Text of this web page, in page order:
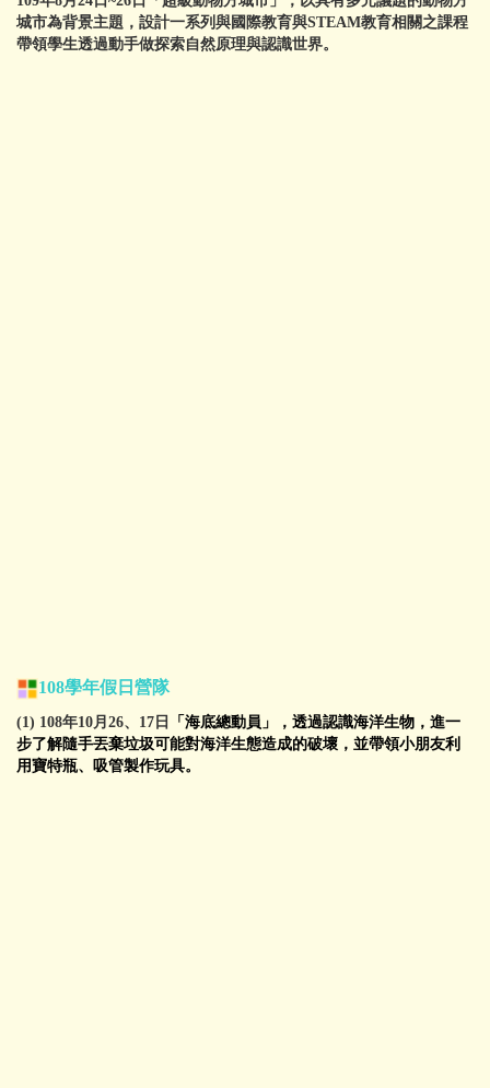
城市為背景主題，設計一系列與國際教育與STEAM教育相關之課程
帶領學生透過動手做探索自然原理與認識世界。
108學年假日營隊
(1) 108年10月26、17日
「海底總動員」，透過認識海洋生物，進一
步了解隨手丟棄垃圾可能對海洋生態造成的破壞，並帶領小朋友利
用寶特瓶、吸管製作玩具。